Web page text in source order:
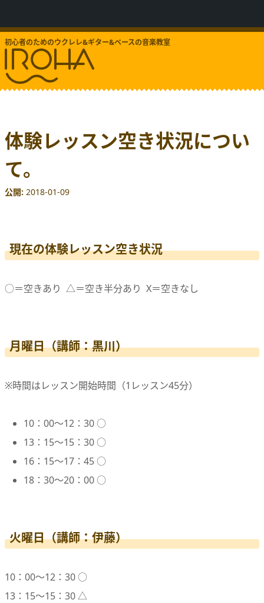
初心者のためのウクレレ&ギター&ベースの音楽教室
体験レッスン空き状況につい
て。
公開 2018-01-09
現在の体験レッスン空き状況
○＝空きあり △＝空き半分あり X＝空きなし
月曜日（講師：黒川）
※時間はレッスン開始時間（1レッスン45分）
10：00〜12：30 ○
13：15〜15：30 ○
16：15〜17：45 ○
18：30〜20：00 ○
火曜日（講師：伊藤）
10：00〜12：30 ○
13：15〜15：30 △